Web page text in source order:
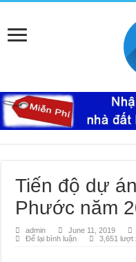
Tiến độ dự
Phước năm
admin June 11, 2019
Để lại bình luận
3,651 lượt